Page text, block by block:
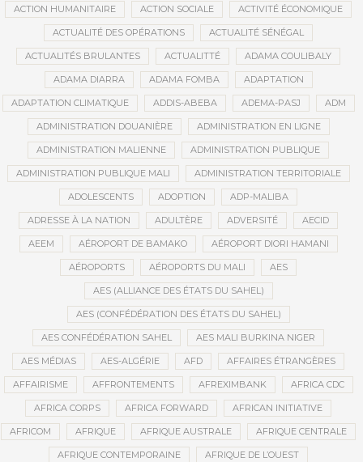
ACTION HUMANITAIRE ACTION SOCIALE ACTIVITÉ ÉCONOMIQUE
ACTUALITÉ DES OPÉRATIONS ACTUALITÉ SÉNÉGAL
ACTUALITÉS BRULANTES ACTUALITTÉ ADAMA COULIBALY
ADAMA DIARRA ADAMA FOMBA ADAPTATION
ADAPTATION CLIMATIQUE ADDIS-ABEBA ADEMA-PASJ ADM
ADMINISTRATION DOUANIÈRE ADMINISTRATION EN LIGNE
ADMINISTRATION MALIENNE ADMINISTRATION PUBLIQUE
ADMINISTRATION PUBLIQUE MALI ADMINISTRATION TERRITORIALE
ADOLESCENTS ADOPTION ADP-MALIBA
ADRESSE À LA NATION ADULTÈRE ADVERSITÉ AECID
AEEM AÉROPORT DE BAMAKO AÉROPORT DIORI HAMANI
AÉROPORTS AÉROPORTS DU MALI AES
AES (ALLIANCE DES ÉTATS DU SAHEL)
AES (CONFÉDÉRATION DES ÉTATS DU SAHEL)
AES CONFÉDÉRATION SAHEL AES MALI BURKINA NIGER
AES MÉDIAS AES-ALGÉRIE AFD AFFAIRES ÉTRANGÈRES
AFFAIRISME AFFRONTEMENTS AFREXIMBANK AFRICA CDC
AFRICA CORPS AFRICA FORWARD AFRICAN INITIATIVE
AFRICOM AFRIQUE AFRIQUE AUSTRALE AFRIQUE CENTRALE
AFRIQUE CONTEMPORAINE AFRIQUE DE L’OUEST